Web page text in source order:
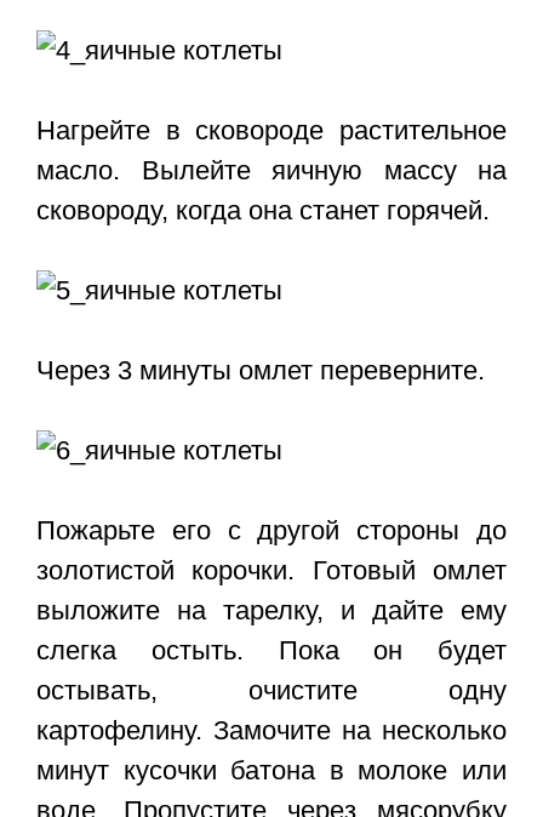
Нагрейте в сковороде растительное
масло. Вылейте яичную массу на
сковороду, когда она станет горячей.
Через 3 минуты омлет переверните.
Пожарьте его с другой стороны до
золотистой корочки. Готовый омлет
выложите на тарелку, и дайте ему
слегка остыть. Пока он будет
остывать, очистите одну
картофелину. Замочите на несколько
минут кусочки батона в молоке или
воде. Пропустите через мясорубку